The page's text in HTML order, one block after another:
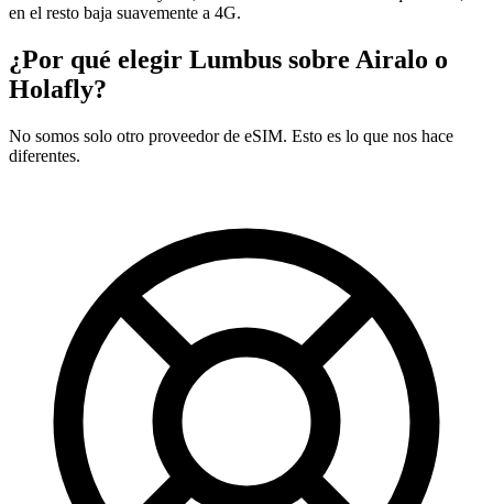
en el resto baja suavemente a 4G.
¿Por qué elegir Lumbus sobre Airalo o
Holafly?
No somos solo otro proveedor de eSIM. Esto es lo que nos hace
diferentes.